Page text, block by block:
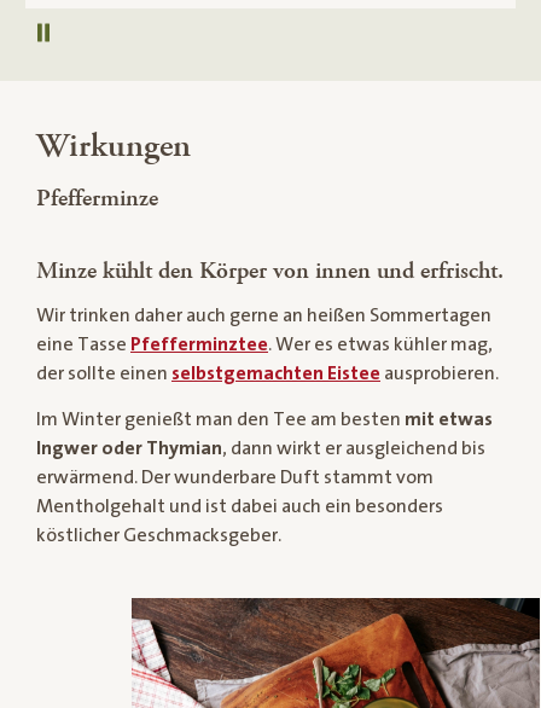
Autoplay pausieren
Wirkungen
Pfefferminze
Minze kühlt den Körper von innen und erfrischt.
Wir trinken daher auch gerne an heißen Sommertagen
eine Tasse Pfefferminztee. Wer es etwas kühler mag,
der sollte einen selbstgemachten Eistee ausprobieren.
Im Winter genießt man den Tee am besten mit etwas
Ingwer oder Thymian, dann wirkt er ausgleichend bis
erwärmend. Der wunderbare Duft stammt vom
Mentholgehalt und ist dabei auch ein besonders
köstlicher Geschmacksgeber.